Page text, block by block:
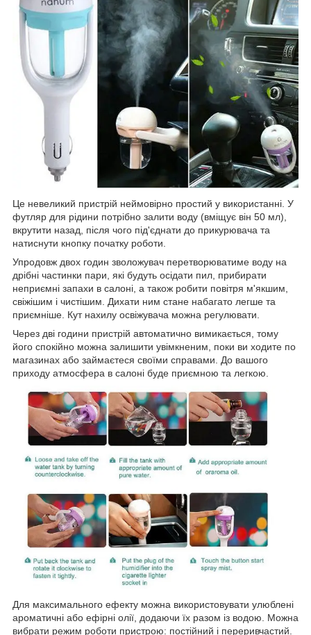
Це невеликий пристрій неймовірно простий у використанні. У
футляр для рідини потрібно залити воду (вміщує він 50 мл),
вкрутити назад, після чого під'єднати до прикурювача та
натиснути кнопку початку роботи.
Упродовж двох годин зволожувач перетворюватиме воду на
дрібні частинки пари, які будуть осідати пил, прибирати
неприємні запахи в салоні, а також робити повітря м'якшим,
свіжішим і чистішим. Дихати ним стане набагато легше та
приємніше. Кут нахилу освіжувача можна регулювати.
Через дві години пристрій автоматично вимикається, тому
його спокійно можна залишити увімкненим, поки ви ходите по
магазинах або займаєтеся своїми справами. До вашого
приходу атмосфера в салоні буде приємною та легкою.
Для максимального ефекту можна використовувати улюблені
ароматичні або ефірні олії, додаючи їх разом із водою. Можна
вибрати режим роботи пристрою: постійний і переривчастий.